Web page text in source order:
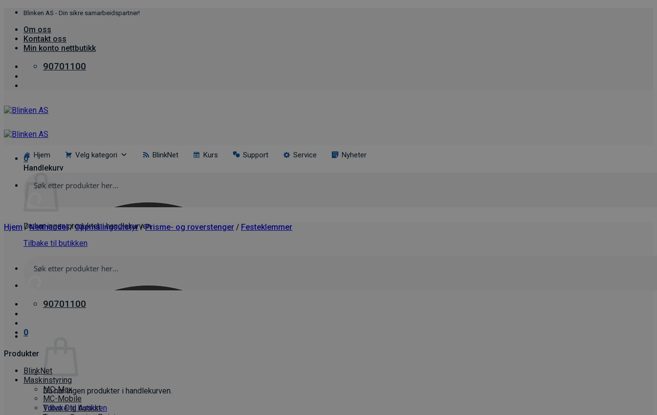
Skip
content
Blinken AS - Din sikre samarbeidspartner!
Om oss
Kontakt oss
Min konto nettbutikk
90701100
0
Handlekurv
Du har ingen produkter i handlekurven.
Tilbake til butikken
90701100
0
Du har ingen produkter i handlekurven.
Tilbake til butikken
Hjem Velg kategori BlinkNet Kurs Support Service Nyheter
Hjem / Netthandel / Oppmålings­utstyr / Prisme- og roverstenger / Festeklemmer
Produkter
BlinkNet
Maskinstyring
MC-Max
MC-Mobile
Volvo Dig Assist